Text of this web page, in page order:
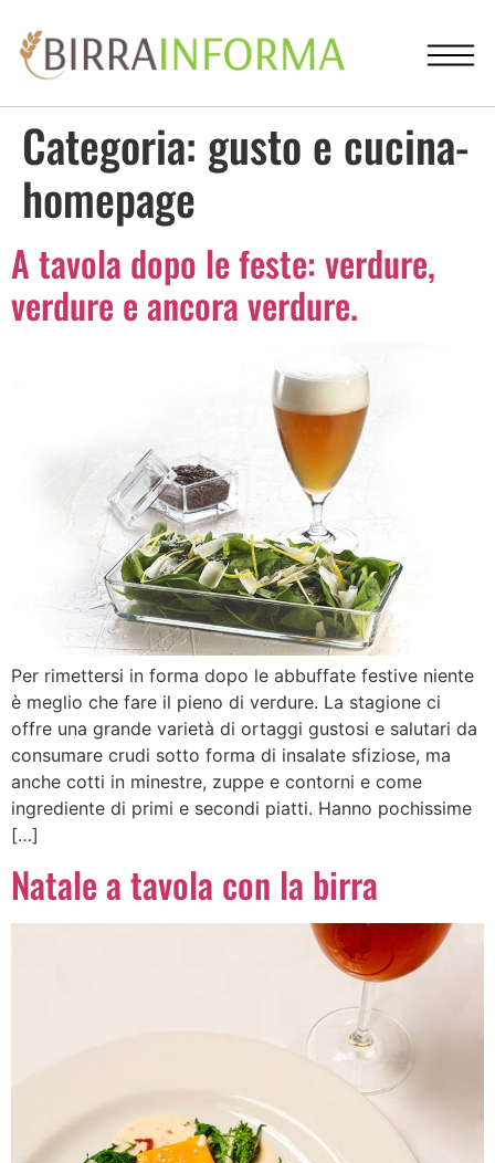
Categoria: gusto e cucina-
homepage
A tavola dopo le feste: verdure,
verdure e ancora verdure.
Per rimettersi in forma dopo le abbuffate festive niente
è meglio che fare il pieno di verdure. La stagione ci
offre una grande varietà di ortaggi gustosi e salutari da
consumare crudi sotto forma di insalate sfiziose, ma
anche cotti in minestre, zuppe e contorni e come
ingrediente di primi e secondi piatti. Hanno pochissime
[…]
Natale a tavola con la birra